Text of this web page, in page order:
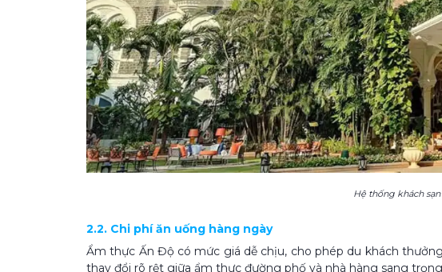
Hệ thống khách
2.2. Chi phí ăn uống hàng ngày
Ẩm thực Ấn Độ có mức giá dễ chịu, cho phép du khách
thay đổi rõ rệt giữa ẩm thực đường phố và nhà hàng sang